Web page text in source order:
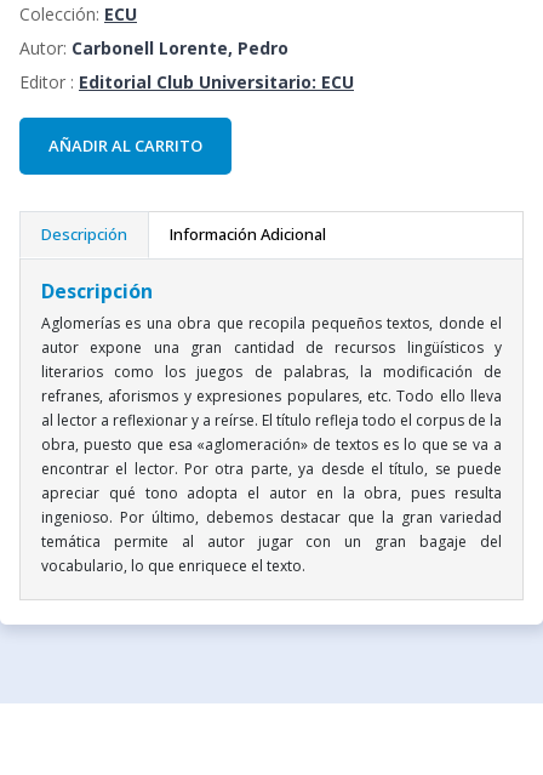
Colección: ECU
Autor: Carbonell Lorente, Pedro
Editor : Editorial Club Universitario: ECU
AÑADIR AL CARRITO
Descripción Información Adicional
Descripción
Aglomerías es una obra que recopila pequeños textos, donde el
autor expone una gran cantidad de recursos lingüísticos y
literarios como los juegos de palabras, la modificación de
refranes, aforismos y expresiones populares, etc. Todo ello lleva
al lector a reflexionar y a reírse. El título refleja todo el corpus de la
obra, puesto que esa «aglomeración» de textos es lo que se va a
encontrar el lector. Por otra parte, ya desde el título, se puede
apreciar qué tono adopta el autor en la obra, pues resulta
ingenioso. Por último, debemos destacar que la gran variedad
temática permite al autor jugar con un gran bagaje del
vocabulario, lo que enriquece el texto.